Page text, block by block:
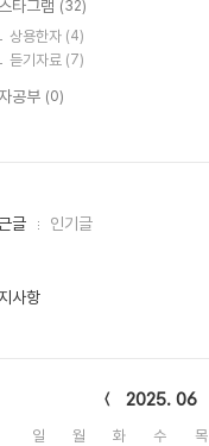
타그램 (32)
상용한자 (4)
듣기자료 (7)
공부 (0)
글 인기글
사항
2025. 06
일 월 화 수 목